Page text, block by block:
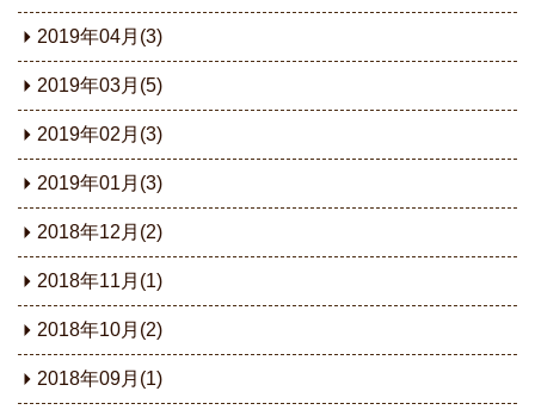
2019年04月(3)
2019年03月(5)
2019年02月(3)
2019年01月(3)
2018年12月(2)
2018年11月(1)
2018年10月(2)
2018年09月(1)